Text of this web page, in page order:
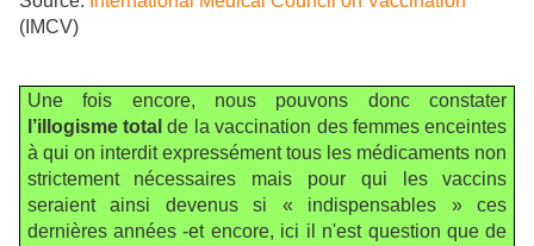
(IMCV)
Une fois encore, nous pouvons donc constater
l’illogisme total de la vaccination des femmes enceintes
à qui on interdit expressément tous les médicaments non
strictement nécessaires mais pour qui les vaccins
seraient ainsi devenus si « indispensables » ces
dernières années -et encore, ici il n'est question que de